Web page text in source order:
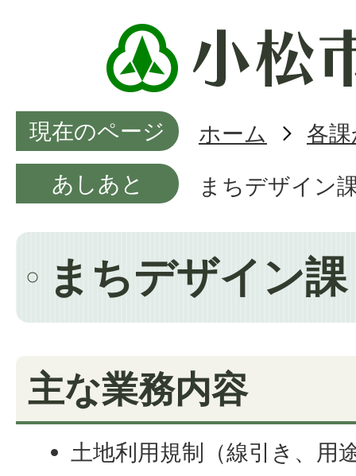
現在のページ ホーム
各
あしあと
まちデザイン
まちデザイン課
主な業務内容
土地利用規制（線引き、用